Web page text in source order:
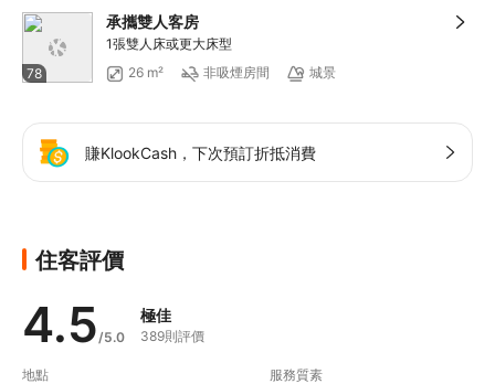
78
承攜雙人客房
1張雙人床或更大床型
26 m²
非吸煙房間 城景
賺KlookCash，下次預訂折抵消費
住客評價
4.5/5.0
極佳
389則評價
地點
服務質素